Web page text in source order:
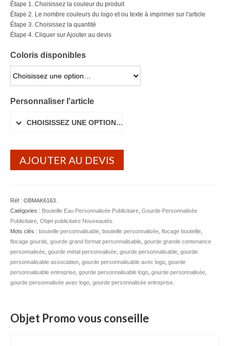
Lunettes de soleil
Porte-badge Tour de cou
Porte-clés personnalisé
Porte-monnaie Porte Carte Portefeuille
Serviette Personnalisée
Stylo Publicitaire
Gourde & Bouteille
Bouteille Personnalisable
Mug & Tasse
Mug publicitaire
Mug de voyage publicitaire
Tasse Expresso publicitaire
Étape 1. Choisissez la couleur du produit
Étape 2. Le nombre couleurs du logo et ou texte à imprimer sur l'article
Étape 3. Choisissez la quantité
Étape 4. Cliquer sur Ajouter au devis
Coloris disponibles
CHOISISSEZ UNE OPTION…
Personnaliser l'article
CHOISISSEZ UNE OPTION…
AJOUTER AU DEVIS
Réf : OBMAK6163
Catégories : Bouteille Eau Personnalisée Publicitaire Gourde Personnalisée
Publicitaire Objet publicitaire Nouveautés
Mots clés : bouteille personnalisable bouteille personnalisée flocage bouteille
flocage gourde gourde grand format personnalisable gourde grande contenance
personnalisée gourde métal personnalisée gourde personnalisable gourde
personnalisable association gourde personnalisable avec logo gourde
personnalisable entreprise gourde personnalisable logo gourde personnalisée
gourde personnalisée avec logo gourde personnalisée entreprise
Objet Promo vous conseille